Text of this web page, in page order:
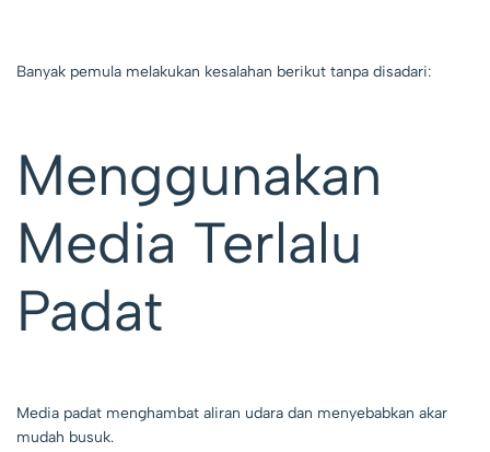
Banyak pemula melakukan kesalahan berikut tanpa disadari:
Menggunakan
Media Terlalu
Padat
Media padat menghambat aliran udara dan menyebabkan akar
mudah busuk.